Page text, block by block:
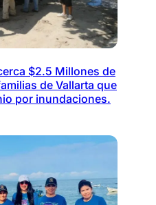
$2.5 Millones de
de Vallarta que
por inundaciones.